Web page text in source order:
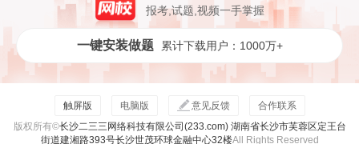
报考,试题,视频一手掌握
一键安装做题 累计下载用户：1000万+
触屏版 电脑版 意见反馈
合作联系
版权所有©长沙二三三网络科技有限公司(233.com) 湖南省长沙市芙蓉区定王台
街道建湘路393号长沙世茂环球金融中心32楼All Rights Reserved